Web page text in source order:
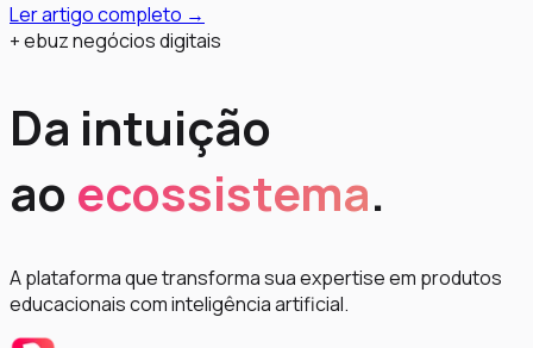
Ler artigo completo →
+ ebuz negócios digitais
Da intuição
ao ecossistema.
A plataforma que transforma sua expertise em produtos
educacionais com inteligência artificial.